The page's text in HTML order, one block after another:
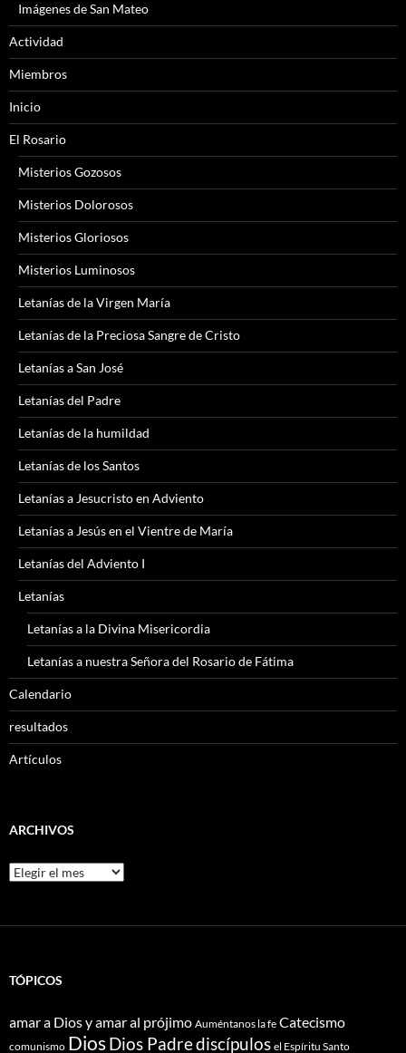
Imágenes de San Mateo
Actividad
Miembros
Inicio
El Rosario
Misterios Gozosos
Misterios Dolorosos
Misterios Gloriosos
Misterios Luminosos
Letanías de la Virgen María
Letanías de la Preciosa Sangre de Cristo
Letanías a San José
Letanías del Padre
Letanías de la humildad
Letanías de los Santos
Letanías a Jesucristo en Adviento
Letanías a Jesús en el Vientre de María
Letanías del Adviento I
Letanías
Letanías a la Divina Misericordia
Letanías a nuestra Señora del Rosario de Fátima
Calendario
resultados
Artículos
ARCHIVOS
Archivos
TÓPICOS
amar a Dios y amar al prójimo Auméntanos la fe Catecismo
comunismo DiosDios Padrediscípulos el Espíritu Santo